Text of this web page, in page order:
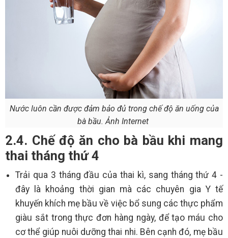
Nước luôn cần được đảm bảo đủ trong chế độ ăn uống của
bà bầu. Ảnh Internet
2.4. Chế độ ăn cho bà bầu khi mang
thai tháng thứ 4
Trải qua 3 tháng đầu của thai kì, sang tháng thứ 4 -
đây là khoảng thời gian mà các chuyên gia Y tế
khuyến khích mẹ bầu về việc bổ sung các thực phẩm
giàu sắt trong thực đơn hàng ngày, để tạo máu cho
cơ thể giúp nuôi dưỡng thai nhi. Bên cạnh đó, mẹ bầu